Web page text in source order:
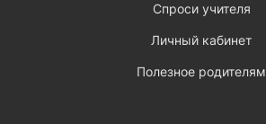
Спроси учителя
Личный кабинет
Полезное родителям